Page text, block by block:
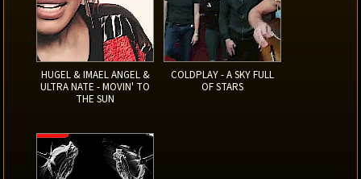
HUGEL & IMAEL ANGEL &
ULTRA NATE - MOVIN' TO
THE SUN
COLDPLAY - A SKY FULL
OF STARS